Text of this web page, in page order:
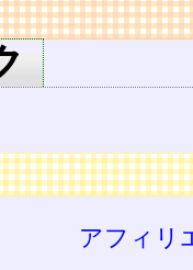
アフィリ